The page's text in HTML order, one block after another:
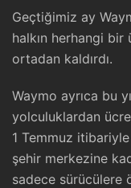
Geçtiğimiz ay
halkın herhangi
ortadan kaldırdı.
Waymo ayrıca bu
yolculuklardan
1 Temmuz
şehir merkezine
sadece sürücülere